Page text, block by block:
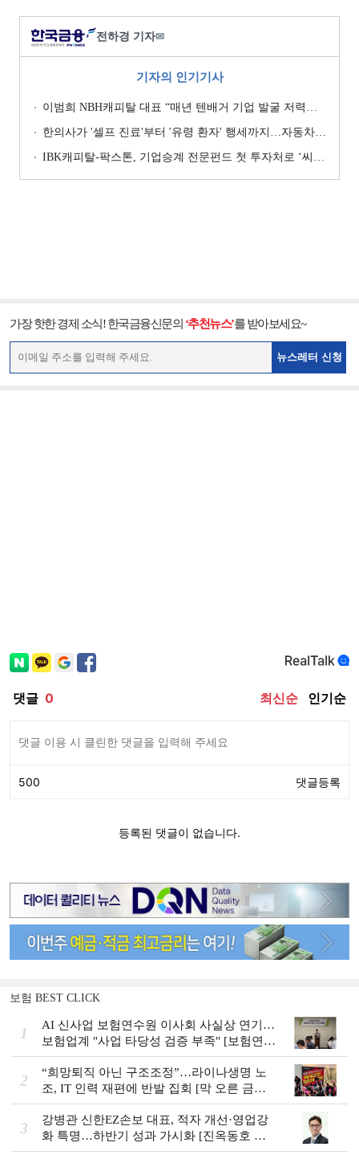
전하경 기자✉
기자의 인기기사
이범희 NBH캐피탈 대표 “매년 텐배거 기업 발굴 저력…올해 ROE 20% 목표”
한의사가 '셀프 진료'부터 '유령 환자' 행세까지…자동차보험 악용 심각 [경상환자 8주룰 도입 초읽기]
IBK캐피탈-팍스톤, 기업승계 전문펀드 첫 투자처로 ‘씨엠디기술단’ 낙점 [캐피탈사 돋보기]
가장 핫한 경제 소식! 한국금융신문의 ‘추천뉴스’를 받아보세요~
뉴스레터 신청
보험 BEST CLICK
1
AI 신사업 보험연수원 이사회 사실상 연기…
보험업계 "사업 타당성 검증 부족" [보험연수
원 AI사업 논란]
2
“희망퇴직 아닌 구조조정”…라이나생명 노
조, IT 인력 재편에 반발 집회 [막 오른 금융
권 하투(夏鬪)]
3
강병관 신한EZ손보 대표, 적자 개선·영업강
화 특명…하반기 성과 가시화 [진옥동호 신
한금융, 부스트업 점검]